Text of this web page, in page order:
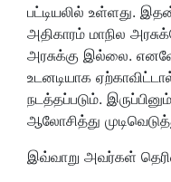
பட்டியலில் உள்ளது.
அதிகாரம் மாநில
அரசுக்கு இல்லை.
உடனடியாக
நடத்தப்படும்.
ஆலோசித்து
இவ்வாறு அவர்கள்